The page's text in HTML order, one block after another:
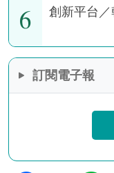
6 創新平台
訂閱電子報